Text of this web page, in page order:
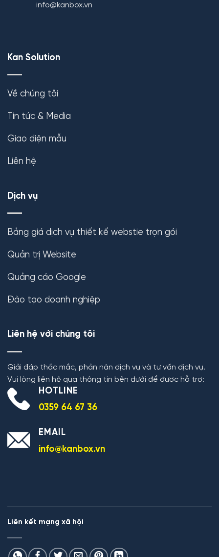
info@kanbox.vn
Kan Solution
Về chúng tôi
Tin tức & Media
Giao diện mẫu
Liên hệ
Dịch vụ
Bảng giá dịch vụ thiết kế webstie trọn gói
Quản trị Website
Quảng cáo Google
Đào tạo doanh nghiệp
Liên hệ với chúng tôi
Giải đáp thắc mắc, phản nàn dịch vụ và tư vấn dịch vụ.
Vui lòng liên hệ qua thông tin bên dưới để được hỗ trợ:
HOTLINE
0359 64 67 36
EMAIL
info@kanbox.vn
Liên kết mạng xã hội